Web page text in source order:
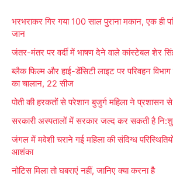
c
f
o
भरभराकर गिर गया 100 साल पुराना मकान, एक ही
जान
जंतर-मंतर पर वर्दी में भाषण देने वाले कांस्टेबल शेर
ब्लैक फिल्म और हाई-डेंसिटी लाइट पर परिवहन विभाग
का चालान, 22 सीज
पोती की हरकतों से परेशान बुजुर्ग महिला ने प्रशासन से
सरकारी अस्पतालों में सरकार जल्द कर सकती है
जंगल में मवेशी चराने गई महिला की संदिग्ध
आशंका
नोटिस मिला तो घबराएं नहीं, जानिए क्या करना है